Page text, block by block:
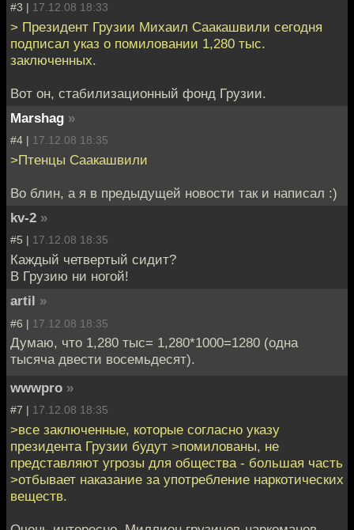
#3 | 17.12.08 18:33
> Президент Грузии Михаил Саакашвили сегодня
подписал указ о помиловании 1,280 тыс.
заключенных.
Вот он, стабилизационный фонд Грузии.
Marshag »
#4 | 17.12.08 18:35
>Птенцы Саакашвили
Во блин, а я в предыдущей новости так и написал :)
kv-2 »
#5 | 17.12.08 18:35
Каждый четвертый сидит?
В Грузию ни ногой!
artil »
#6 | 17.12.08 18:35
Думаю, что 1,280 тыс= 1,280*1000=1280 (одна
тысяча двести восемьдесят).
wwwpro »
#7 | 17.12.08 18:35
>все заключенные, которые согласно указу
президента Грузии будут >помилованы, не
представляют угрозы для общества - большая часть
>отбывает наказание за употребление наркотических
веществ.